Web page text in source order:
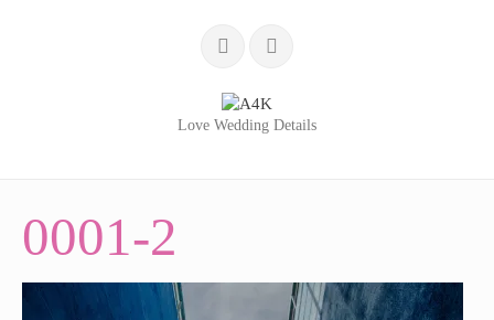
Love Wedding Details
WEDDING BLOG
0001-2